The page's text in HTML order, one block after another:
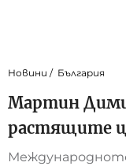
Новини България
Мартин
растящите